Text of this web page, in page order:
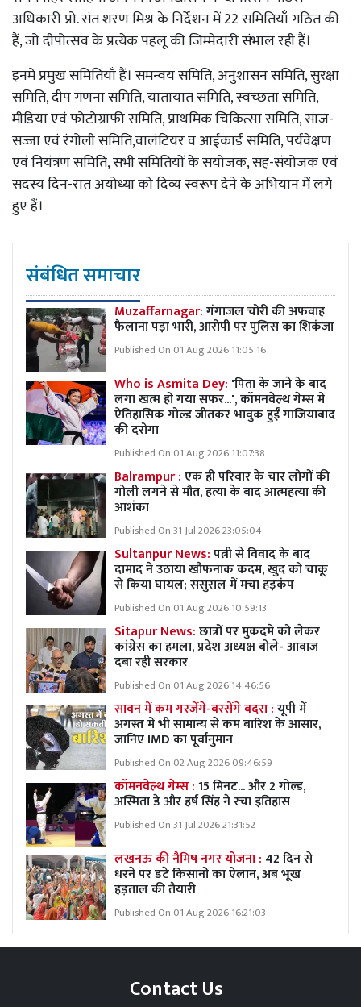
अधिकारी प्रो. संत शरण मिश्र के निर्देशन में 22 समितियाँ गठित की
हैं, जो दीपोत्सव के प्रत्येक पहलू की जिम्मेदारी संभाल रही हैं।
इनमें प्रमुख समितियाँ हैं। समन्वय समिति, अनुशासन समिति, सुरक्षा
समिति, दीप गणना समिति, यातायात समिति, स्वच्छता समिति,
मीडिया एवं फोटोग्राफी समिति, प्राथमिक चिकित्सा समिति, साज-
सज्जा एवं रंगोली समिति,वालंटियर व आईकार्ड समिति, पर्यवेक्षण
एवं नियंत्रण समिति, सभी समितियों के संयोजक, सह-संयोजक एवं
सदस्य दिन-रात अयोध्या को दिव्य स्वरूप देने के अभियान में लगे
हुए हैं।
संबंधित समाचार
Muzaffarnagar:गंगाजल चोरी की अफवाह
फैलाना पड़ा भारी, आरोपी पर पुलिस का शिकंजा
Published On 01 Aug 2026 11:05:16
Who is Asmita Dey: 'पिता के जाने के बाद
लगा खत्म हो गया सफर...', कॉमनवेल्थ गेम्स में
ऐतिहासिक गोल्ड जीतकर भावुक हुईं गाजियाबाद
की दरोगा
Published On 01 Aug 2026 11:07:38
Balrampur :एक ही परिवार के चार लोगों की
गोली लगने से मौत, हत्या के बाद आत्महत्या की
आशंका
Published On 31 Jul 2026 23:05:04
Sultanpur News:पत्नी से विवाद के बाद
दामाद ने उठाया खौफनाक कदम, खुद को चाकू
से किया घायल; ससुराल में मचा हड़कंप
Published On 01 Aug 2026 10:59:13
Sitapur News:छात्रों पर मुकदमे को लेकर
कांग्रेस का हमला, प्रदेश अध्यक्ष बोले- आवाज
दबा रही सरकार
Published On 01 Aug 2026 14:46:56
सावन में कम गरजेंगे-बरसेंगे बदरा :यूपी में
अगस्त में भी सामान्य से कम बारिश के आसार,
जानिए IMD का पूर्वानुमान
Published On 02 Aug 2026 09:46:59
कॉमनवेल्थ गेम्स :15 मिनट... और 2 गोल्ड,
अस्मिता डे और हर्ष सिंह ने रचा इतिहास
Published On 31 Jul 2026 21:31:52
लखनऊ की नैमिष नगर योजना : 42 दिन से
धरने पर डटे किसानों का ऐलान, अब भूख
हड़ताल की तैयारी
Published On 01 Aug 2026 16:21:03
Contact Us